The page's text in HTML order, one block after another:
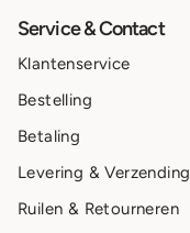
Service & Contact
Klantenservice
Bestelling
Betaling
Levering & Verzending
Ruilen & Retourneren